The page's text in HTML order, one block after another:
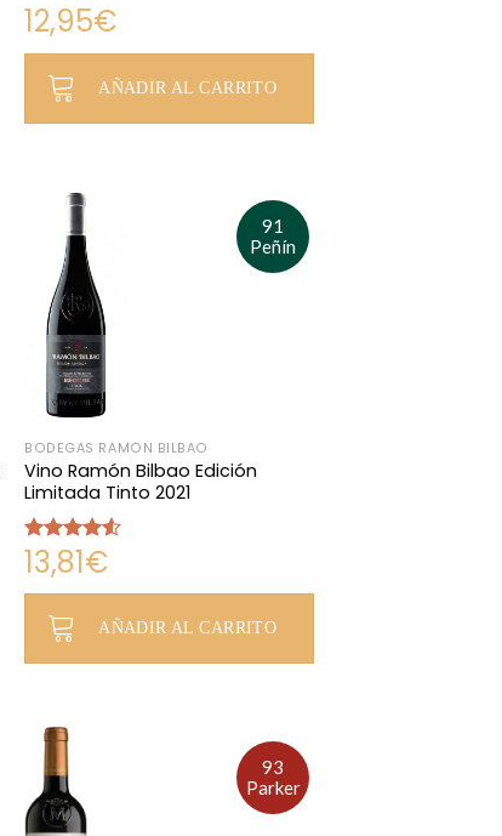
Valorado
con4.67
de 5
12,95€
AÑADIR AL CARRITO
91
Peñín
BODEGAS RAMÓN BILBAO
Vino Ramón Bilbao Edición
Limitada Tinto 2021
Valorado
con4.50
de 5
13,81€
AÑADIR AL CARRITO
93
Parker